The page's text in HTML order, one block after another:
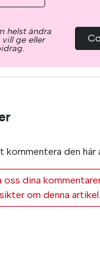
helst ändra
ge eller
kommentera den här
oss dina
om denna artikel.